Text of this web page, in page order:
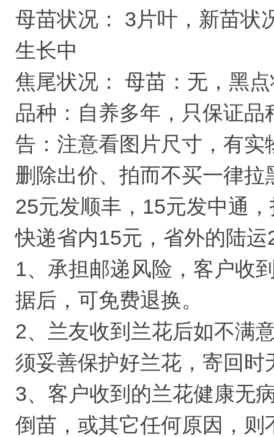
母苗状况： 3片叶，新苗状
生长中
焦尾状况： 母苗：无，黑
品种：自养多年，只保证
告：注意看图片尺寸，有
删除出价、拍而不买一律
25元发顺丰，15元发中通
快递省内15元，省外的陆
1、承担邮递风险，客户收
据后，可免费退换。
2、兰友收到兰花后如不满
须妥善保护好兰花，寄回
3、客户收到的兰花健康无
倒苗，或其它任何原因，则